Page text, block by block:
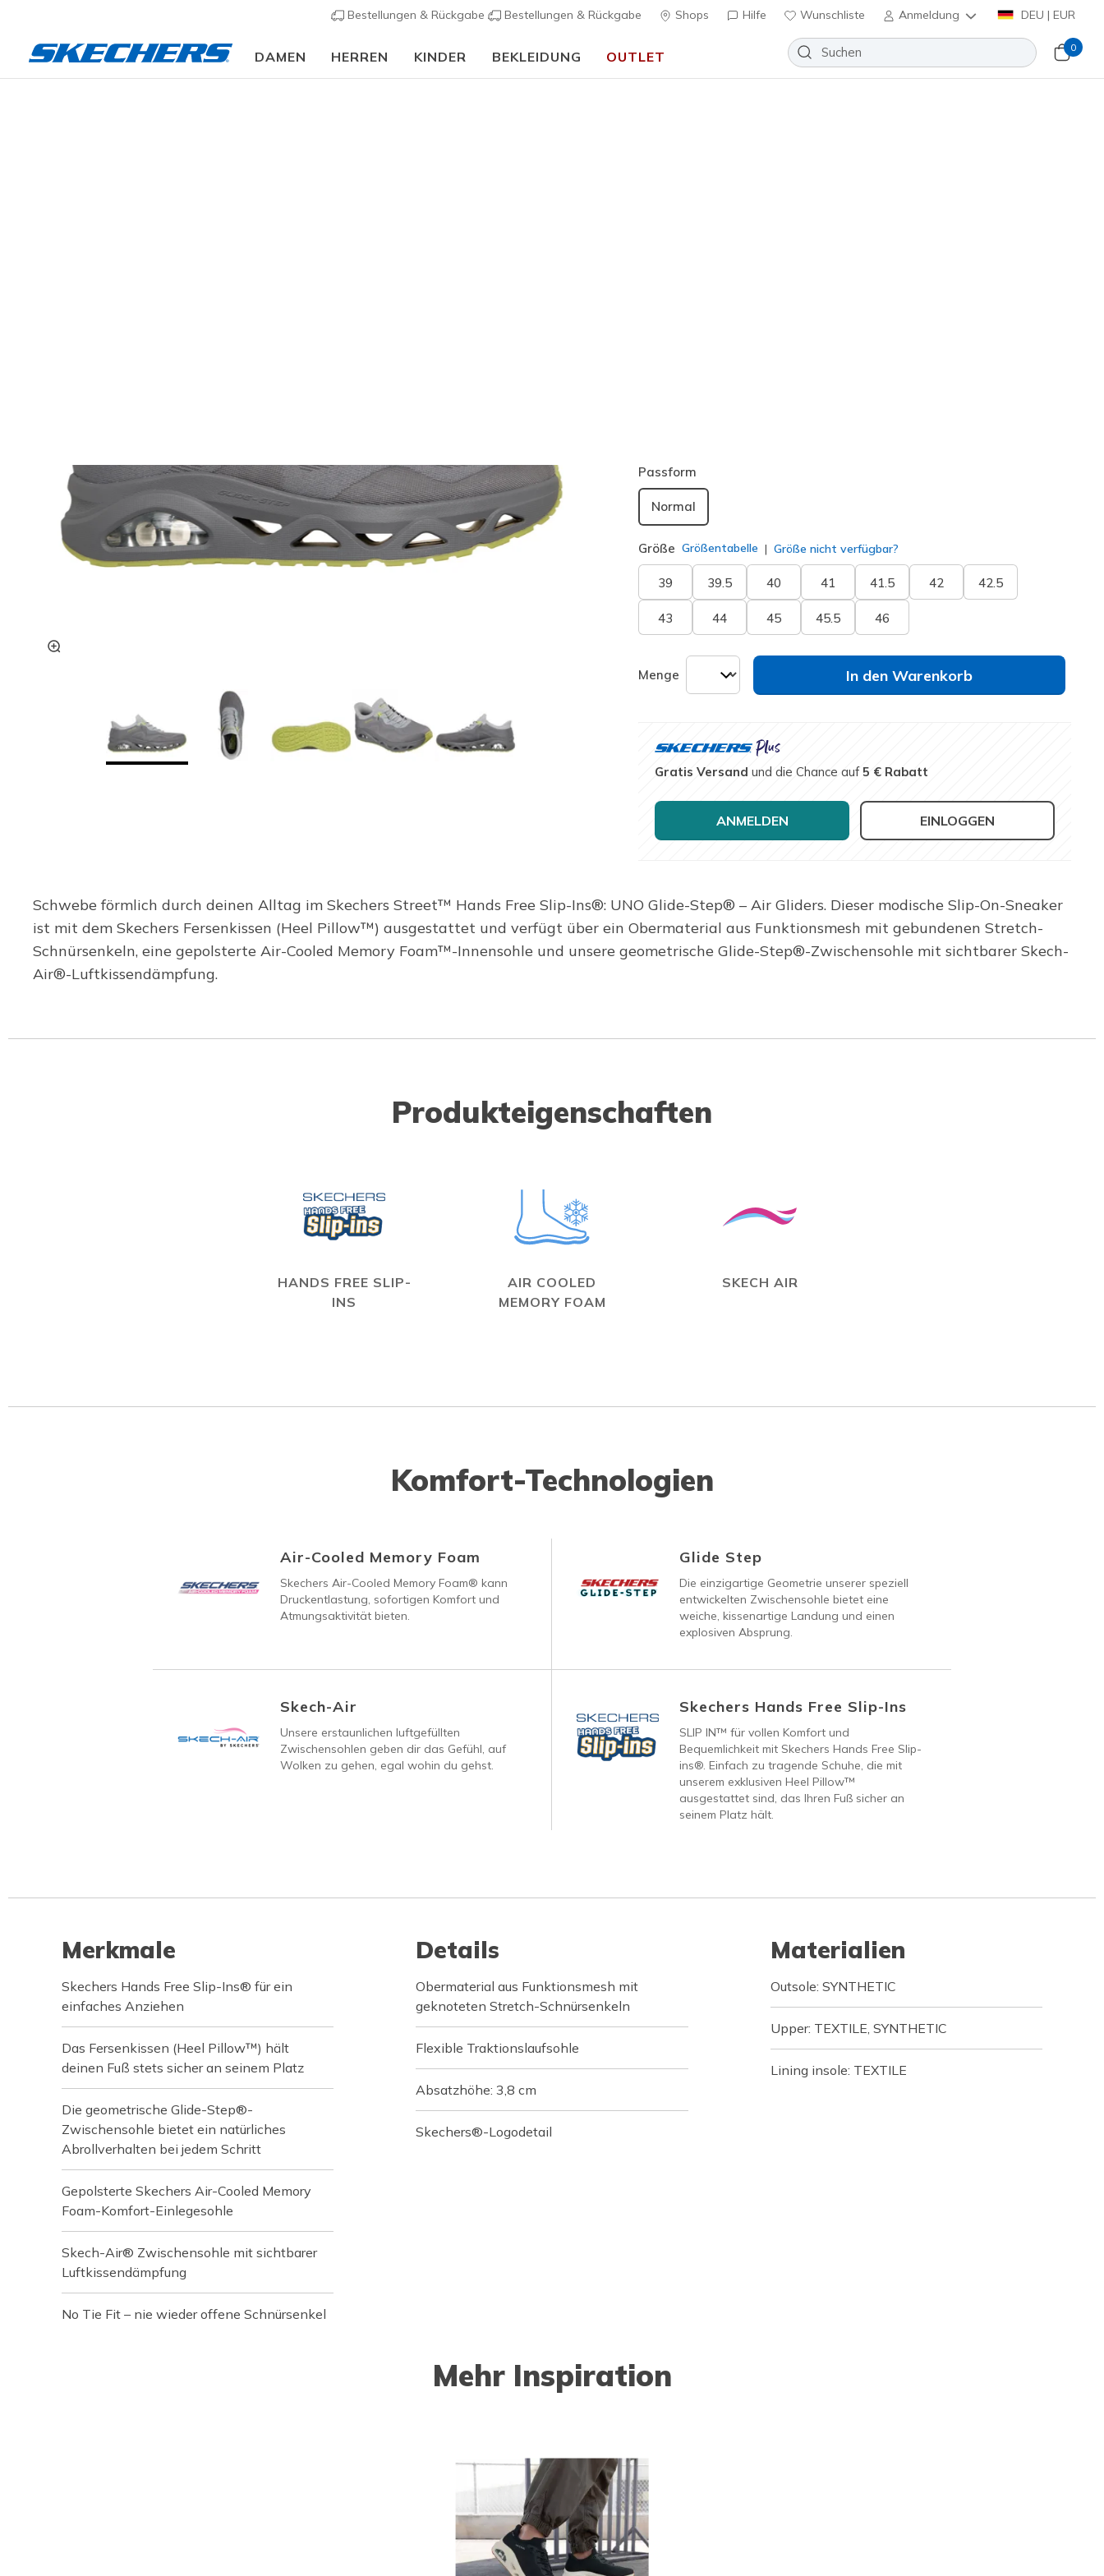
Bestellungen & Rückgabe Bestellungen & Rückgabe Shops Hilfe Wunschliste Anmeldung DEU | EUR
DAMEN HERREN KINDER BEKLEIDUNG OUTLET
0
Passform
Normal
Größe Größentabelle Größe nicht verfügbar?
39 39.5 40 41 41.5 42 42.5
43 44 45 45.5 46
Menge In den Warenkorb
Gratis Versand und die Chance auf5 € Rabatt
ANMELDEN EINLOGGEN
Schwebe förmlich durch deinen Alltag im Skechers Street™ Hands Free Slip-Ins®: UNO Glide-Step® – Air Gliders. Dieser modische Slip-On-Sneaker
ist mit dem Skechers Fersenkissen (Heel Pillow™) ausgestattet und verfügt über ein Obermaterial aus Funktionsmesh mit gebundenen Stretch-
Schnürsenkeln, eine gepolsterte Air-Cooled Memory Foam™-Innensohle und unsere geometrische Glide-Step®-Zwischensohle mit sichtbarer Skech-
Air®-Luftkissendämpfung.
Produkteigenschaften
HANDS FREE SLIP-
INS
AIR COOLED
MEMORY FOAM
SKECH AIR
Komfort-Technologien
Air-Cooled Memory Foam
Skechers Air-Cooled Memory Foam® kann
Druckentlastung, sofortigen Komfort und
Atmungsaktivität bieten.
Glide Step
Die einzigartige Geometrie unserer speziell
entwickelten Zwischensohle bietet eine
weiche, kissenartige Landung und einen
explosiven Absprung.
Skech-Air
Unsere erstaunlichen luftgefüllten
Zwischensohlen geben dir das Gefühl, auf
Wolken zu gehen, egal wohin du gehst.
Skechers Hands Free Slip-Ins
SLIP IN™ für vollen Komfort und
Bequemlichkeit mit Skechers Hands Free Slip-
ins®. Einfach zu tragende Schuhe, die mit
unserem exklusiven Heel Pillow™
ausgestattet sind, das Ihren Fuß sicher an
seinem Platz hält.
Merkmale
Skechers Hands Free Slip-Ins® für ein
einfaches Anziehen
Das Fersenkissen (Heel Pillow™) hält
deinen Fuß stets sicher an seinem Platz
Die geometrische Glide-Step®-
Zwischensohle bietet ein natürliches
Abrollverhalten bei jedem Schritt
Gepolsterte Skechers Air-Cooled Memory
Foam-Komfort-Einlegesohle
Skech-Air® Zwischensohle mit sichtbarer
Luftkissendämpfung
No Tie Fit – nie wieder offene Schnürsenkel
Details
Obermaterial aus Funktionsmesh mit
geknoteten Stretch-Schnürsenkeln
Flexible Traktionslaufsohle
Absatzhöhe: 3,8 cm
Skechers®-Logodetail
Materialien
Outsole: SYNTHETIC
Upper: TEXTILE, SYNTHETIC
Lining insole: TEXTILE
Mehr Inspiration